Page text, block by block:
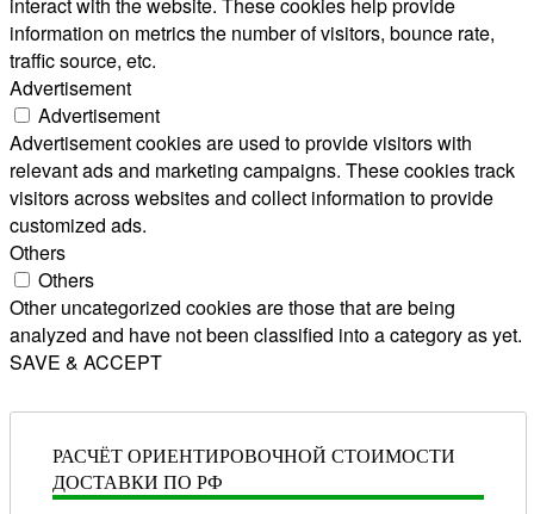
information on metrics the number of visitors, bounce rate,
traffic source, etc.
Advertisement
Advertisement
Advertisement cookies are used to provide visitors with
relevant ads and marketing campaigns. These cookies track
visitors across websites and collect information to provide
customized ads.
Others
Others
Other uncategorized cookies are those that are being
analyzed and have not been classified into a category as yet.
SAVE & ACCEPT
РАСЧЁТ ОРИЕНТИРОВОЧНОЙ СТОИМОСТИ
ДОСТАВКИ ПО РФ